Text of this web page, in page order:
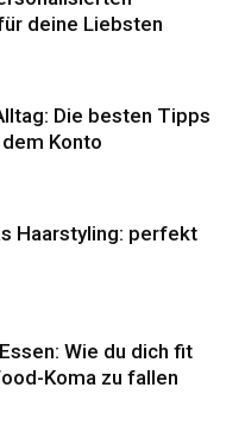
deine Liebsten
Die besten Tipps
Konto
Haarstyling: perfekt
Wie du dich fit
Koma zu fallen